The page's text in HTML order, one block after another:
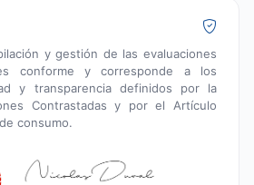
y gestión de las evaluaciones
conforme y corresponde a los
y transparencia definidos por la
Contrastadas y por el Artículo
consumo.